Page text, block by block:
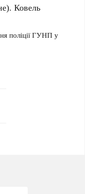
поліції ГУНП у